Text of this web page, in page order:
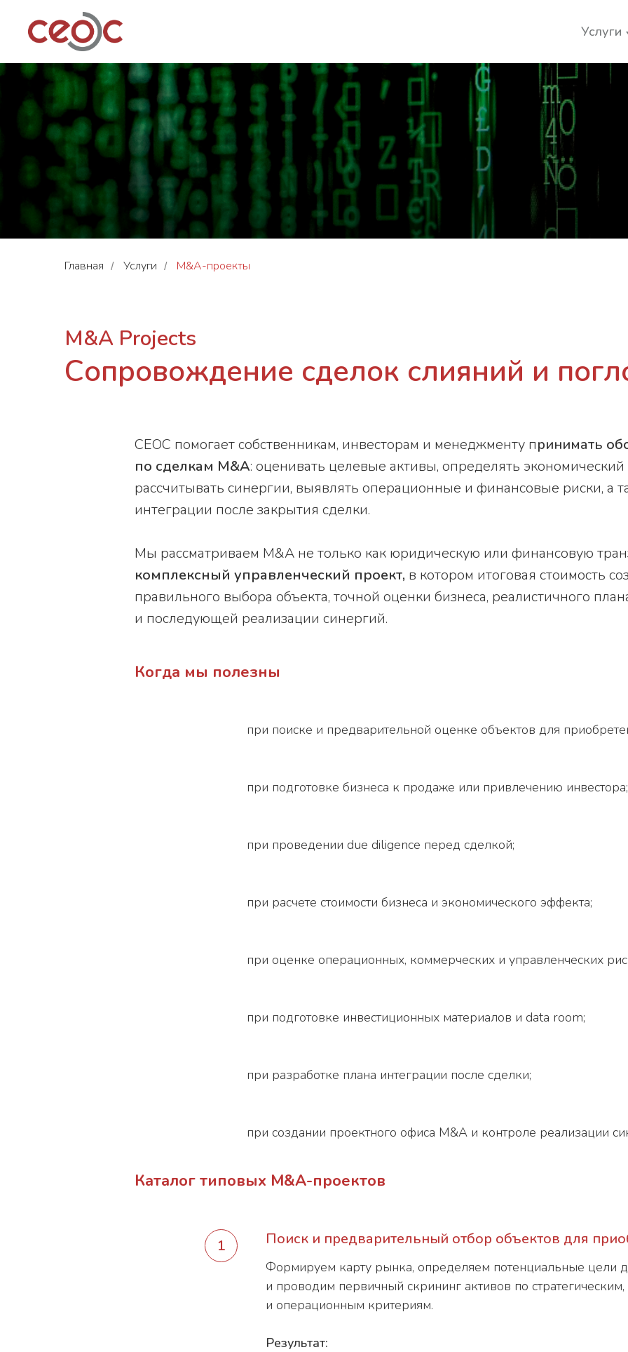
Услуги
Главная / Услуги / M&A-проекты
M&A Projects
Сопровождение сделок слияний и
СЕОС помогает собственникам, инвесторам и менеджменту принимать
по сделкам M&A: оценивать целевые активы, определять
рассчитывать синергии, выявлять операционные и финансовые риски, а
интеграции после закрытия сделки.
Мы рассматриваем M&A не только как юридическую или финансовую
комплексный управленческий проект, в котором итоговая стоимость
правильного выбора объекта, точной оценки бизнеса, реалистичного
и последующей реализации синергий.
Когда мы полезны
при поиске и предварительной оценке объектов для
при подготовке бизнеса к продаже или привлечению инвестора;
при проведении due diligence перед сделкой;
при расчете стоимости бизнеса и экономического эффекта;
при оценке операционных, коммерческих и управленческих
при подготовке инвестиционных материалов и data room;
при разработке плана интеграции после сделки;
при создании проектного офиса M&A и контроле реализации
Каталог типовых M&A-проектов
Поиск и предварительный отбор объектов для
Формируем карту рынка, определяем потенциальные цели
и проводим первичный скрининг активов по
и операционным критериям.
Результат: